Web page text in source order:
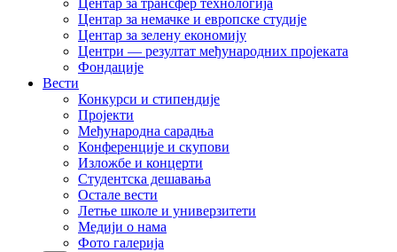
Центар за трансфер технологија
Центар за немачке и европске студије
Центар за зелену економију
Центри — резултат међународних пројеката
Фондације
Вести
Конкурси и стипендије
Пројекти
Међународна сарадња
Конференције и скупови
Изложбе и концерти
Студентска дешавања
Остале вести
Летње школе и универзитети
Медији о нама
Фото галерија